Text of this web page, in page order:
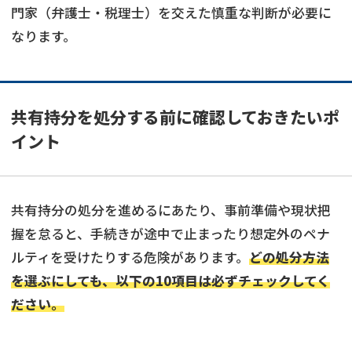
門家（弁護士・税理士）を交えた慎重な判断が必要に
なります。
共有持分を処分する前に確認しておきたいポ
イント
共有持分の処分を進めるにあたり、事前準備や現状把
握を怠ると、手続きが途中で止まったり想定外のペナ
ルティを受けたりする危険があります。 どの処分方法
を選ぶにしても、以下の10項目は必ずチェックしてく
ださい。